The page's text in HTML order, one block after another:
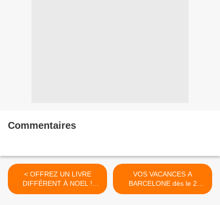
Commentaires
< OFFREZ UN LIVRE
DIFFÉRENT À NOEL !
DIGNES
VOS VACANCES A
BARCELONE dès le 2
JANVIER 2025 >